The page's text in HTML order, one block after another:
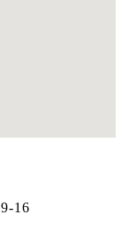
16